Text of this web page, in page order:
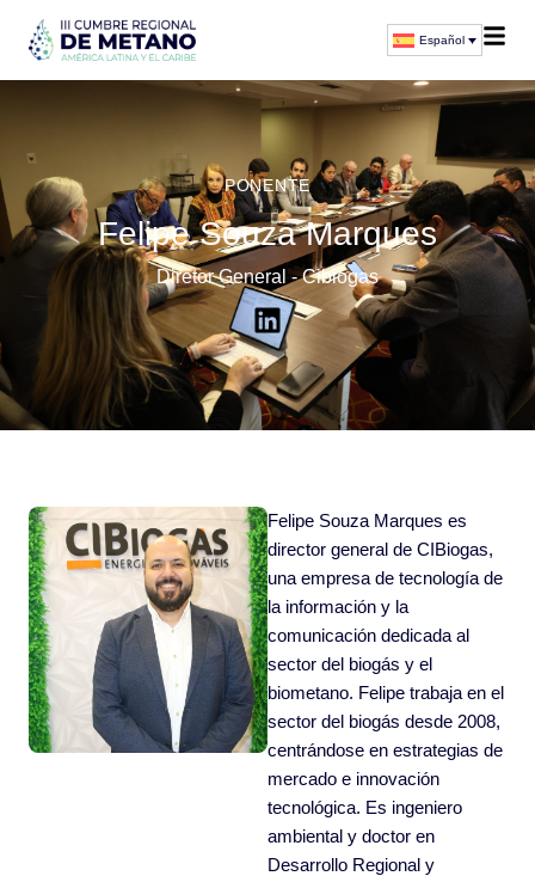
Español
PONENTE
Felipe Souza Marques
Diretor General - Cibiogas
Felipe Souza Marques es
director general de CIBiogas,
una empresa de tecnología de
la información y la
comunicación dedicada al
sector del biogás y el
biometano. Felipe trabaja en el
sector del biogás desde 2008,
centrándose en estrategias de
mercado e innovación
tecnológica. Es ingeniero
ambiental y doctor en
Desarrollo Regional y